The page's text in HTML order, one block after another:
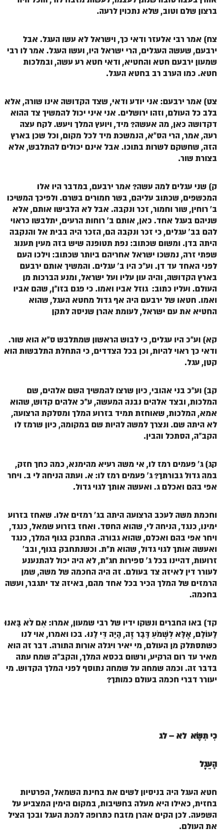
ספר הזוהר – ויקרא
ספר הזוהר הקדוש זוהר ויקרא מתקדמים
פרשת שמיני מתחילים
פרשת שמיני מתקדמים
ספר הזוהר פרשת תזריע למתחילים
ספר הזוהר פרשת תזריע למתקדמים
זוהר מצורע למתקדמים
זוהר אחרי מות למתחילים
זוהר אחרי מות למתקדמים
הזוהר הקדוש – קדושים למתחילים
הזוהר הקדוש – קדושים למתקדמים
ספר הזוהר אמור השקפה
הזוהר הקדוש פרשת בהר – מתקדמים
זוהר בחוקותי למתחילים
ספר הזוהר – במדבר
זוהר במדבר מתחילים
זוהר במדבר מתקדמים
זוהר נשא למתקדמים
זוהר בהעלותך למתחילים
זוהר שלח לך למתחילים
זוהר שלח לך למתקדמים
זוהר קורח למתחילים
זוהר קורח למתקדמים
חוקת למתחילים
זוהר בלק למתחילים
זוהר בלק למתקדמים
זוהר פנחס למתחילים
זוהר עקב מתחילים
זהר שופטים מתחילים
זהר שופטים מתקדמים
ברצון שלם וטוב, שלא נתכוין לרעה.
צח) אמר רבי אלעזר ודאי כך, וישראל לא עשו העגל. אבל
ירבעם, שעשה העגלים, הרי ישראל היו, ועשו העגל. אמר לו רבי
שמעון ירבעם חטא והחטיא, ודאי חטא רע עשה, ובמלכות
חטא. כמו הערב רב בחטא העגל.
צט) אמר ירבעם: אני יודע ודאי, שצד הקדושה אינו שורה, אלא
בלב כל העולם, וזהו ירושלים. אני איני יכול להמשיך צד ההוא
דקדושה כאן, מה אעשה? מיד, ויועץ המלך ויעש. לקח עצה
רעה, אמר, הרי הס"א, הנמשכת מיד לכל מקום, וכל שכן בארץ
הזה, שחשקם לשרות בתוכו. אבל אינם יכולים להתלבש, אלא
בצורת שור.
ק) שני עגלים למה עשה? אמר ירבעם, במדבר היו אלו
המכשפים, שכתוב עליהם, בשר חמורים בשרם. ולפיכך המשיכו
ב' רוחין, שור וחמור, זכר ונקבה. אבל לא הלבישו אותם, אלא
שניהם בעגל אחד. כאן, אותם ב' רוחות הרעים, יתלבשו כראוי
להם בב' עגלים, כי זכר ונקבה הם, הזכר היה בבית אל והנקבה
היתה בדן. ומשום שכתוב: נפת תטופנה שיש בזה מעין תענוג
שפתי זרה, נמשכו ישראל אחריהם ביותר שכתוב: וילכו העם
לפני האחד עד דן. וע"כ היו ב' עגלים. והמשיך אותם ירבעם
בארץ הקדושה, והיה עון עליו ועל ישראל, ומנע הברכות מן
העולם. ועליו כתוב: גוזל אביו ואמו. כי פגם בזו"ן, שהם אביו
ואמו. חטאו של ירבעם היה אף גדול מחטא העגל, שהוא
החטיא את עם ישראל, לעומת אהרן שניסה לתקן
קא) וע"כ היו עגלים, כי לבוש הראשון שמתלבש ס"א הוא שור.
ודאי כך ראוי להיות, וכן בכל הצדדים, כי התחלת התלבשות הוא
קטן, עגל.
קב) וע"כ בני אהובי, כיון שרצו להמשיך השם אלהים, שם
המלכות, ובצד אלהים נבנה המעשה, ע"כ אלהים קדוש, שהוא
אמא, המלכות, שאוחזת תמיד בזרוע המלך ומסלקת הרצועה,
לא היתה שם. ונצרך למשה להיות שם במקומה, כיון שרמז לו
הקב"ה, הסתכל והבין.
קג) ג' פעמים רמז לו, אי משה רעיא מהימנא, כמה כחך חזק,
במה גדול גבורתך? ג' פעמים רמז לו: א. ועתה הניחה לי ב. ויחר
אפי בהם ואכלם ג. ואעשה אותך לגוי גדול.
וחכמת משה לעכב הרצועה היתה בג' רמזים אלו. שאחז בזרוע
ימינו, כנגד, הניחה לי, שהוא החסד. ואחז בזרוע שמאל, כנגד,
ויחר אפי בהם ואכלם, שהוא גבורה. התחבק בגוף המלך, כנגד
ואעשה אותך לגוי גדול, שהוא ת"ת. וכשנתחבק בגוף, ובב'
זרועות, דהיינו בכל ג' ספירות חג"ת, לא היה יכול להתנענע
לעורר דין לאיזה צד בעולם. זה היה החכמה של משה, שמן
הרמזים של המלך הכיר בכל אחד מהם, באיזה צד יתגבר, ועשה
בחכמה.
קד) באו החברים ונשקו ידיו של רבי שמעון, אמרו: אִם לֹא בָּאנוּ
לָעוֹלָם, אֶלָּא לִשְׁמֹעַ דָּבָר זֶה, הָיָה דַּי לָנוּ. בכו ואמרו, אוי לנו
כשתסתלק מן העולם, מי יאיר ויגלה אורות התורה. דבר זה הוא
מאיר עד רום הרקיע, ורשום בכסא המלך, והקב"ה שמח עתה
בדבר זה. וכמה שמחה על שמחה נתוסף לפני המלך הקדוש. מי
יעורר דברי חכמה בעולם כמותך?
כִּי תִשָּׂא לא –לג
הָעֵגֶל
חטא העגל היה בניסיון לשים את בחינת השמאל, הפרטיות
בחזית, כאילו היא מעלה בחשיבות, במקום הימין המצביע על
השפעה. לכן הקים אהרן מזבח כתרופה למכת העגל ובכך הציל
את העולם.